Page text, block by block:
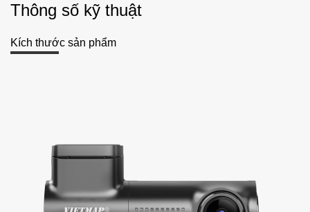
Thông số kỹ thuật
Kích thước sản phẩm